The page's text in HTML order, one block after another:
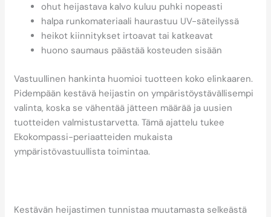
ohut heijastava kalvo kuluu puhki nopeasti
halpa runkomateriaali haurastuu UV-säteilyssä
heikot kiinnitykset irtoavat tai katkeavat
huono saumaus päästää kosteuden sisään
Vastuullinen hankinta huomioi tuotteen koko elinkaaren.
Pidempään kestävä heijastin on ympäristöystävällisempi
valinta, koska se vähentää jätteen määrää ja uusien
tuotteiden valmistustarvetta. Tämä ajattelu tukee
Ekokompassi-periaatteiden mukaista
ympäristövastuullista toimintaa.
Kestävän heijastimen tunnistaa muutamasta selkeästä